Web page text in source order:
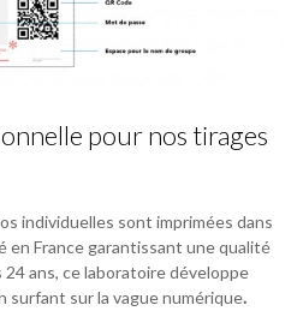
pour nos tirages
individuelles sont imprimées dans
en France garantissant une qualité
24 ans, ce laboratoire développe
surfant sur la vague numérique.